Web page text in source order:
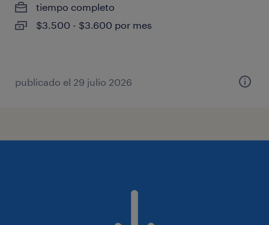
tiempo completo
$3.500 - $3.600 por mes
publicado el 29 julio 2026